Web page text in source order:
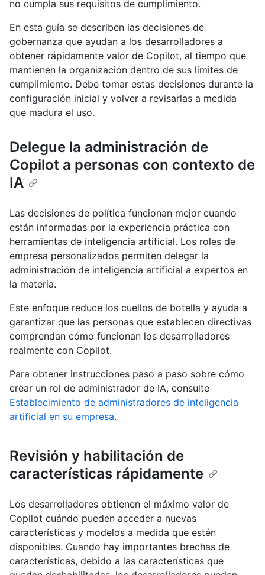
no cumpla sus requisitos de cumplimiento.
En esta guía se describen las decisiones de
gobernanza que ayudan a los desarrolladores a
obtener rápidamente valor de Copilot, al tiempo que
mantienen la organización dentro de sus límites de
cumplimiento. Debe tomar estas decisiones durante la
configuración inicial y volver a revisarlas a medida
que madura el uso.
Delegue la administración de
Copilot a personas con contexto de
IA
Las decisiones de política funcionan mejor cuando
están informadas por la experiencia práctica con
herramientas de inteligencia artificial. Los roles de
empresa personalizados permiten delegar la
administración de inteligencia artificial a expertos en
la materia.
Este enfoque reduce los cuellos de botella y ayuda a
garantizar que las personas que establecen directivas
comprendan cómo funcionan los desarrolladores
realmente con Copilot.
Para obtener instrucciones paso a paso sobre cómo
crear un rol de administrador de IA, consulte
Establecimiento de administradores de inteligencia
artificial en su empresa.
Revisión y habilitación de
características rápidamente
Los desarrolladores obtienen el máximo valor de
Copilot cuándo pueden acceder a nuevas
características y modelos a medida que estén
disponibles. Cuando hay importantes brechas de
características, debido a las características que